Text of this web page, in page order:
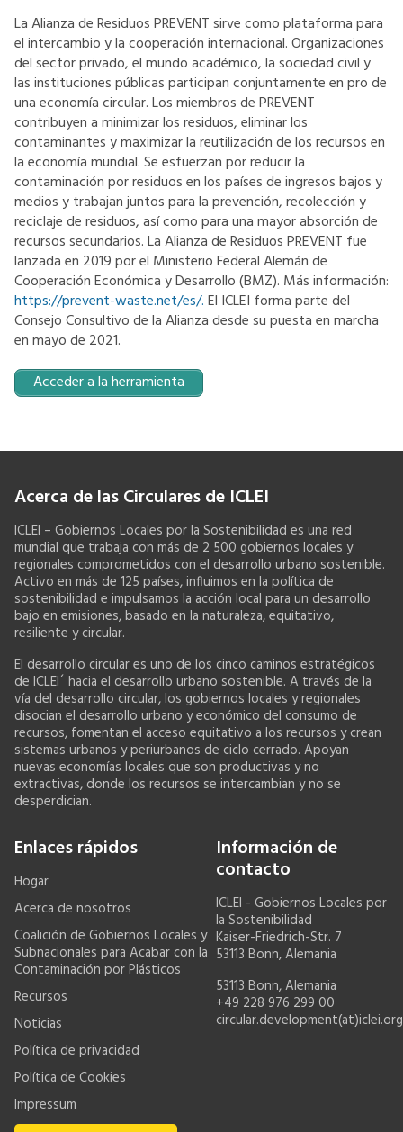
La Alianza de Residuos PREVENT sirve como plataforma para
el intercambio y la cooperación internacional. Organizaciones
del sector privado, el mundo académico, la sociedad civil y
las instituciones públicas participan conjuntamente en pro de
una economía circular. Los miembros de PREVENT
contribuyen a minimizar los residuos, eliminar los
contaminantes y maximizar la reutilización de los recursos en
la economía mundial. Se esfuerzan por reducir la
contaminación por residuos en los países de ingresos bajos y
medios y trabajan juntos para la prevención, recolección y
reciclaje de residuos, así como para una mayor absorción de
recursos secundarios. La Alianza de Residuos PREVENT fue
lanzada en 2019 por el Ministerio Federal Alemán de
Cooperación Económica y Desarrollo (BMZ). Más información:
https://prevent-waste.net/es/.El ICLEI forma parte del
Consejo Consultivo de la Alianza desde su puesta en marcha
en mayo de 2021.
Acceder a la herramienta
Acerca de las Circulares de ICLEI
ICLEI – Gobiernos Locales por la Sostenibilidad es una red
mundial que trabaja con más de 2 500 gobiernos locales y
regionales comprometidos con el desarrollo urbano sostenible.
Activo en más de 125 países, influimos en la política de
sostenibilidad e impulsamos la acción local para un desarrollo
bajo en emisiones, basado en la naturaleza, equitativo,
resiliente y circular.
El desarrollo circular es uno de los cinco caminos estratégicos
de ICLEI´ hacia el desarrollo urbano sostenible. A través de la
vía del desarrollo circular, los gobiernos locales y regionales
disocian el desarrollo urbano y económico del consumo de
recursos, fomentan el acceso equitativo a los recursos y crean
sistemas urbanos y periurbanos de ciclo cerrado. Apoyan
nuevas economías locales que son productivas y no
extractivas, donde los recursos se intercambian y no se
desperdician.
Enlaces rápidos
Hogar
Acerca de nosotros
Coalición de Gobiernos Locales y
Subnacionales para Acabar con la
Contaminación por Plásticos
Recursos
Noticias
Política de privacidad
Política de Cookies
Impressum
Información de
contacto
ICLEI - Gobiernos Locales por
la Sostenibilidad
Kaiser-Friedrich-Str. 7
53113 Bonn, Alemania
53113 Bonn, Alemania
+49 228 976 299 00
circular.development(at)iclei.org